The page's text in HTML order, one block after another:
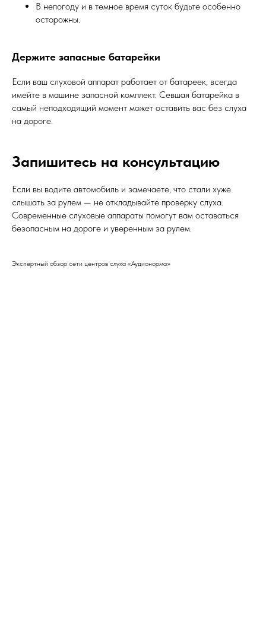
В непогоду и в темное время суток будьте особенно
осторожны.
Держите запасные батарейки
Если ваш слуховой аппарат работает от батареек, всегда
имейте в машине запасной комплект. Севшая батарейка в
самый неподходящий момент может оставить вас без слуха
на дороге.
Запишитесь на консультацию
Если вы водите автомобиль и замечаете, что стали хуже
слышать за рулем — не откладывайте проверку слуха.
Современные слуховые аппараты помогут вам оставаться
безопасным на дороге и уверенным за рулем.
Экспертный обзор сети центров слуха «Аудионорма»